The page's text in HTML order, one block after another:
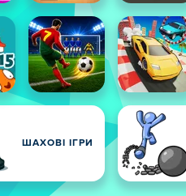
ШАХОВІ ІГРИ